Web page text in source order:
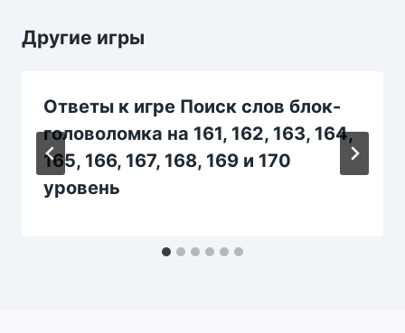
Другие игры
Ответы к игре Поиск слов блок-
головоломка на 161, 162, 163, 164,
165, 166, 167, 168, 169 и 170
уровень